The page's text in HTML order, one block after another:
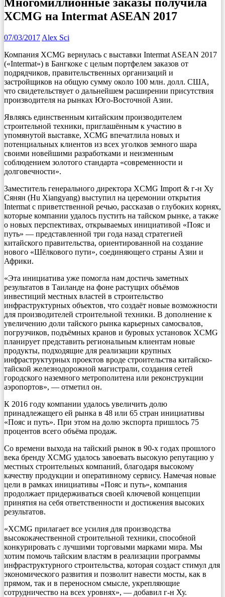
XCMG на Intermat ASEAN 2017
07/03/2017 Alex Sci
Компания XCMG вернулась с выставки Intermat ASEAN 2017
(«Intermat») в Бангкоке с целым портфелем заказов от
подрядчиков, правительственных организаций и
застройщиков на общую сумму около 100 млн. долл. США,
что свидетельствует о дальнейшем расширении присутствия
производителя на рынках Юго-Восточной Азии.
Являясь единственным китайским производителем
строительной техники, приглашённым к участию в
упомянутой выставке, XCMG впечатлила новых и
потенциальных клиентов из всех уголков земного шара
своими новейшими разработками и неизменным
соблюдением золотого стандарта «современности и
долговечности».
Заместитель генерального директора XCMG Import & г-н Ху
Сянян (Hu Xiangyang) выступил на церемонии открытия
Intermat с приветственной речью, рассказав о глубоких корнях,
которые компании удалось пустить на тайском рынке, а также
о новых перспективах, открываемых инициативой «Пояс и
путь» — представленной три года назад стратегией
китайского правительства, ориентированной на создание
нового «Шёлкового пути», соединяющего страны Азии и
Африки.
«Эта инициатива уже помогла нам достичь заметных
результатов в Таиланде на фоне растущих объёмов
инвестиций местных властей в строительство
инфраструктурных объектов, что создаёт новые возможности
для производителей строительной техники. В дополнение к
увеличению доли тайского рынка карьерных самосвалов,
погрузчиков, подъёмных кранов и буровых установок XCMG
планирует представить региональным клиентам новые
продукты, подходящие для реализации крупных
инфраструктурных проектов вроде строительства китайско-
тайской железнодорожной магистрали, создания сетей
городского наземного метрополитена или реконструкции
аэропортов», — отметил он.
К 2016 году компании удалось увеличить долю
принадлежащего ей рынка в 48 или 65 стран инициативы
«Пояс и путь». При этом на долю экспорта пришлось 75
процентов всего объёма продаж.
Со времени выхода на тайский рынок в 90-х годах прошлого
века бренду XCMG удалось завоевать высокую репутацию у
местных строительных компаний, благодаря высокому
качеству продукции и оперативному сервису. Намечая новые
цели в рамках инициативы «Пояс и путь», компания
продолжает придерживаться своей ключевой концепции
принятия на себя ответственности и достижения высоких
результатов.
«XCMG прилагает все усилия для производства
высококачественной строительной техники, способной
конкурировать с лучшими торговыми марками мира. Мы
хотим помочь тайским властям в реализации программы
инфраструктурного строительства, которая создаст стимул для
экономического развития и позволит навести мосты, как в
прямом, так и в переносном смысле, укрепляющие
сотрудничество на всех уровнях», — добавил г-н Ху.